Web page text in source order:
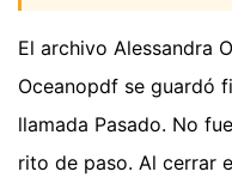
El archivo Alessandra
Oceanopdf se guardó
llamada Pasado. No
rito de paso. Al cerrar